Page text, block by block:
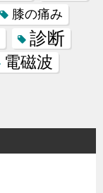
膝の痛み
診断
電磁波